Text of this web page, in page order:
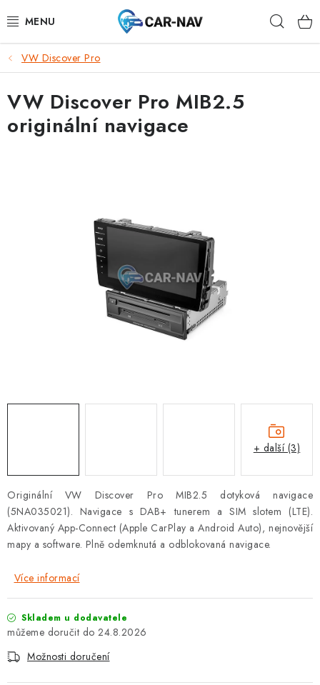
na
AUDI
BMW
FORD
MERCEDES-BENZ
ŠKODA
TOYOTA
VW
Cookies a podmínky používání stránek
Moje objednávka
Kontakty
VW Discover Pro
Originální VW Discover Pro MIB2.5 dotyková navigace
(5NA035021). Navigace s DAB+ tunerem a SIM slotem (LTE).
Aktivovaný App-Connect (Apple CarPlay a Android Auto), nejnovější
mapy a software. Plně odemknutá a odblokovaná navigace.
Více informací
Skladem u dodavatele
24.8.2026
Možnosti doručení
VW Discover Pro MIB2.5
originální navigace
+ další (3)